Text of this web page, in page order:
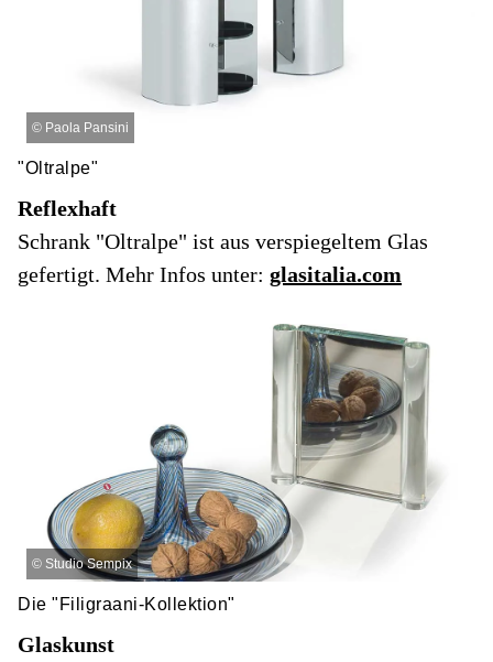
© Paola Pansini
"Oltralpe"
Reflexhaft
Schrank "Oltralpe" ist aus verspiegeltem Glas
gefertigt. Mehr Infos unter: glasitalia.com
© Studio Sempix
Die "Filigraani-Kollektion"
Glaskunst